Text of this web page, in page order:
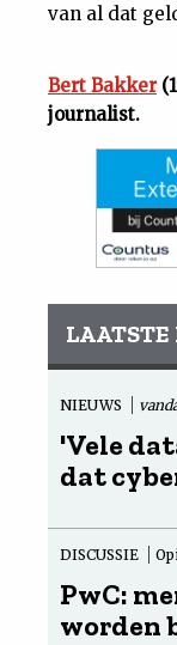
van al dat
Bert Bakker
journalist.
NIEUWS
'Vele
dat
DISCUSSIE
PwC:
worden